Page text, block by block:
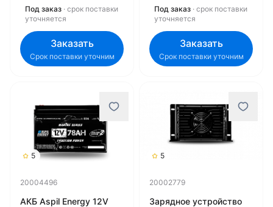
00866
Под заказ · срок поставки
уточняется
Заказать
Срок поставки уточним
00852
Под заказ · срок поставки
уточняется
Заказать
Срок поставки уточним
5
20004496
АКБ Aspil Energy 12V
5
20002779
Зарядное устройство